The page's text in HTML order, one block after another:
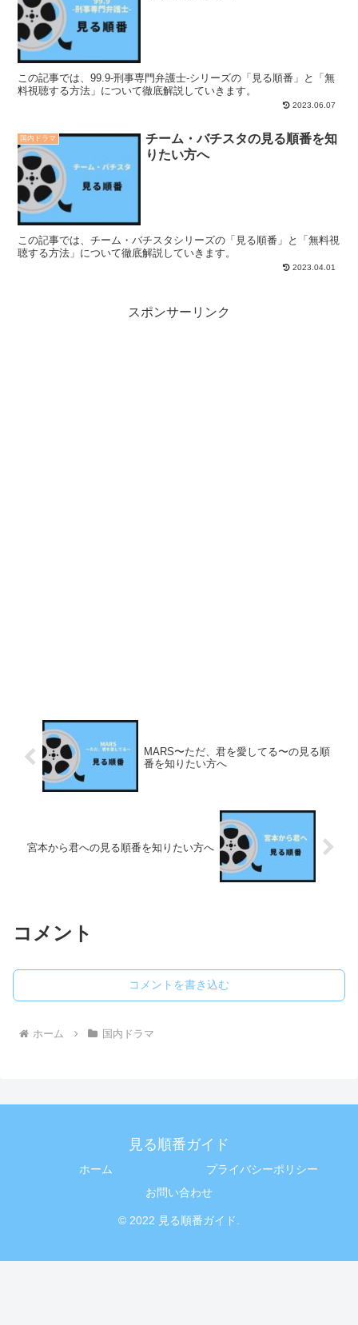
この記事では、99.9-刑事専門弁護士-シリーズの「見る順番」と「無
料視聴する方法」について徹底解説していきます。
2023.06.07
国内ドラマ
チーム・バチスタの見る順番を知
りたい方へ
この記事では、チーム・バチスタシリーズの「見る順番」と「無料視
聴する方法」について徹底解説していきます。
2023.04.01
スポンサーリンク
MARS〜ただ、君を愛してる〜の見る順
番を知りたい方へ
宮本から君への見る順番を知りたい方へ
コメント
コメントを書き込む
ホーム 国内ドラマ
見る順番ガイド
ホーム
プライバシーポリシー
お問い合わせ
© 2022 見る順番ガイド.